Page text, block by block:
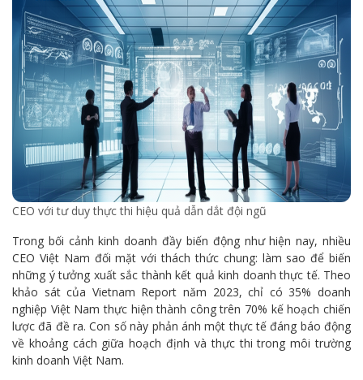
CEO với tư duy thực thi hiệu quả dẫn dắt đội ngũ
Trong bối cảnh kinh doanh đầy biến động như hiện nay, nhiều
CEO Việt Nam đối mặt với thách thức chung: làm sao để biến
những ý tưởng xuất sắc thành kết quả kinh doanh thực tế. Theo
khảo sát của Vietnam Report năm 2023, chỉ có 35% doanh
nghiệp Việt Nam thực hiện thành công trên 70% kế hoạch chiến
lược đã đề ra. Con số này phản ánh một thực tế đáng báo động
về khoảng cách giữa hoạch định và thực thi trong môi trường
kinh doanh Việt Nam.